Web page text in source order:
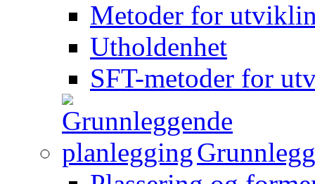
Metoder for
Utholdenhet
SFT-metoder for